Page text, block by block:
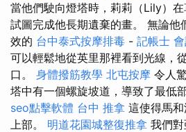
當他們駛向燈塔時，莉莉（Lily）在
試圖完成他長期遺棄的畫。 無論他
效的 台中泰式按摩排毒 - 記帳士
可以輕鬆地從英里那裡看到光線，
口。 身體撥筋教學 北屯按摩 令人
塔中有一個螺旋坡道，導致了最低
seo點擊軟體 台中 推拿 這使得馬
上部。 明道花園城整復推拿 我們